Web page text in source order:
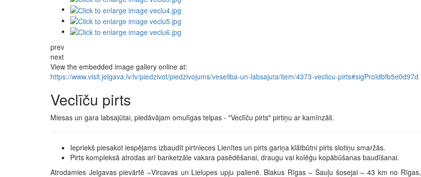
prev
next
View the embedded image gallery online at:
https://www.visit.jelgava.lv/lv/piedzivot/piedzivojums/veseliba-un-labsajuta/item/4373-veclicu-pirts#sigProIdbfb5e0d97d
Veclīču pirts
Miesas un gara labsajūtai, piedāvājam omulīgas telpas - "Veclīču pirts" pirtiņu ar kamīnzāli.
Iepriekš piesakot iespējams izbaudīt pirtnieces Lienītes un pirts gariņa klātbūtni pirts slotiņu smaržās.
Pirts kompleksā atrodas arī banketzāle vakara pasēdēšanai, draugu vai kolēģu kopābūšanas baudīšanai.
Atrodamies Jelgavas pievārtē –Vircavas un Lielupes upju palienē. Blakus Rīgas – Šauļu šosejai – 43 km no Rīgas,